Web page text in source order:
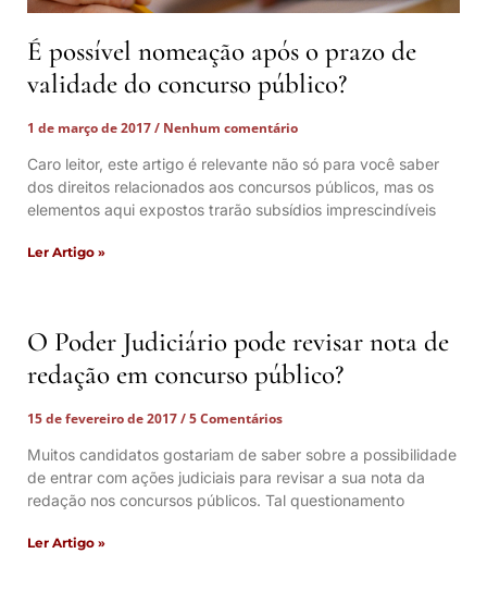
É possível nomeação após o prazo de
validade do concurso público?
1 de março de 2017
Nenhum comentário
Caro leitor, este artigo é relevante não só para você saber
dos direitos relacionados aos concursos públicos, mas os
elementos aqui expostos trarão subsídios imprescindíveis
Ler Artigo »
O Poder Judiciário pode revisar nota de
redação em concurso público?
15 de fevereiro de 2017
5 Comentários
Muitos candidatos gostariam de saber sobre a possibilidade
de entrar com ações judiciais para revisar a sua nota da
redação nos concursos públicos. Tal questionamento
Ler Artigo »